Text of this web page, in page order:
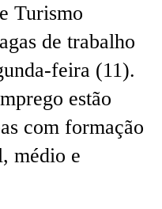
Turismo
de trabalho
feira (11).
estão
com formação
médio e